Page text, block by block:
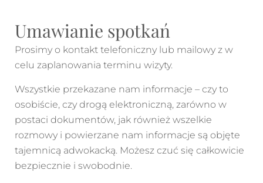
Umawianie spotkań
Prosimy o kontakt telefoniczny lub mailowy z w
celu zaplanowania terminu wizyty.
Wszystkie przekazane nam informacje – czy to
osobiście, czy drogą elektroniczną, zarówno w
postaci dokumentów, jak również wszelkie
rozmowy i powierzane nam informacje są objęte
tajemnicą adwokacką. Możesz czuć się całkowicie
bezpiecznie i swobodnie.